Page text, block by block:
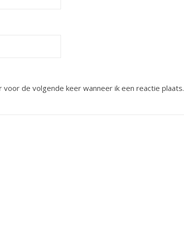
de volgende keer wanneer ik een reactie plaats.